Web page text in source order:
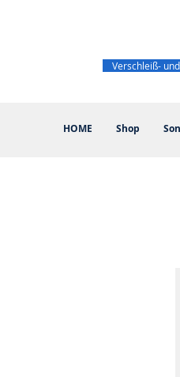
HOME Shop
Verschleiß-